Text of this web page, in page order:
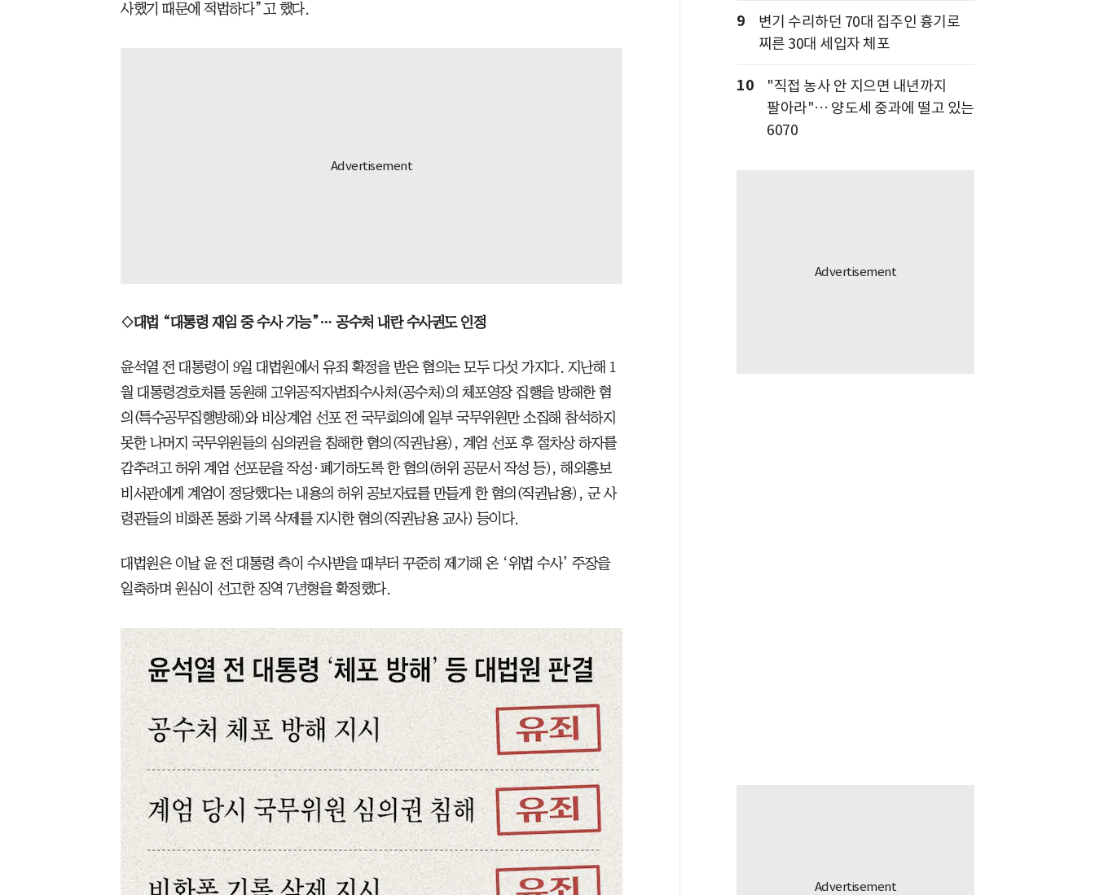
사했기 때문에 적법하다”고 했다.
◇대법 “대통령 재임 중 수사 가능”… 공수처 내란 수사권도 인정
윤석열 전 대통령이 9일 대법원에서 유죄 확정을 받은 혐의는 모두 다섯 가지다. 지난해 1
월 대통령경호처를 동원해 고위공직자범죄수사처(공수처)의 체포영장 집행을 방해한 혐
의(특수공무집행방해)와 비상계엄 선포 전 국무회의에 일부 국무위원만 소집해 참석하지
못한 나머지 국무위원들의 심의권을 침해한 혐의(직권남용), 계엄 선포 후 절차상 하자를
감추려고 허위 계엄 선포문을 작성·폐기하도록 한 혐의(허위 공문서 작성 등), 해외홍보
비서관에게 계엄이 정당했다는 내용의 허위 공보자료를 만들게 한 혐의(직권남용), 군 사
령관들의 비화폰 통화 기록 삭제를 지시한 혐의(직권남용 교사) 등이다.
대법원은 이날 윤 전 대통령 측이 수사받을 때부터 꾸준히 제기해 온 ‘위법 수사’ 주장을
일축하며 원심이 선고한 징역 7년형을 확정했다.
9
변기 수리하던 70대 집주인 흉기로
찌른 30대 세입자 체포
10
"직접 농사 안 지으면 내년까지
팔아라"… 양도세 중과에 떨고 있는
6070